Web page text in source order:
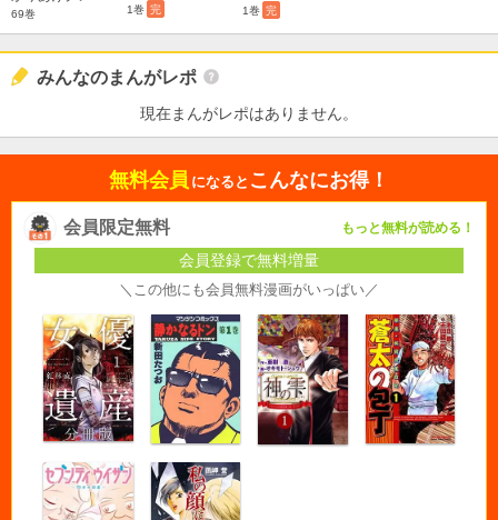
69巻 1巻 完 1巻 完
みんなのまんがレポ
現在まんがレポはありません。
無料会員 になると こんなにお得！
会員限定無料 もっと無料が読める！
会員登録で無料増量
＼この他にも会員無料漫画がいっぱい／